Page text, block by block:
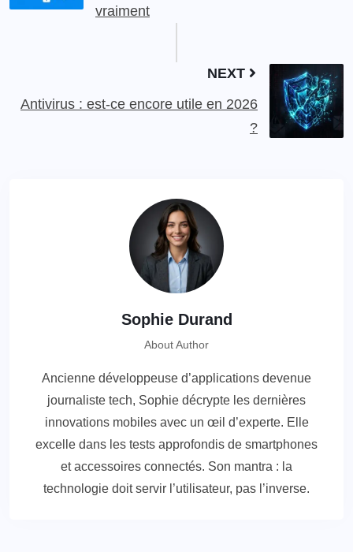
vraiment
NEXT
Antivirus : est-ce encore utile en 2026
?
Sophie Durand
About Author
Ancienne développeuse d’applications devenue
journaliste tech, Sophie décrypte les dernières
innovations mobiles avec un œil d’experte. Elle
excelle dans les tests approfondis de smartphones
et accessoires connectés. Son mantra : la
technologie doit servir l’utilisateur, pas l’inverse.